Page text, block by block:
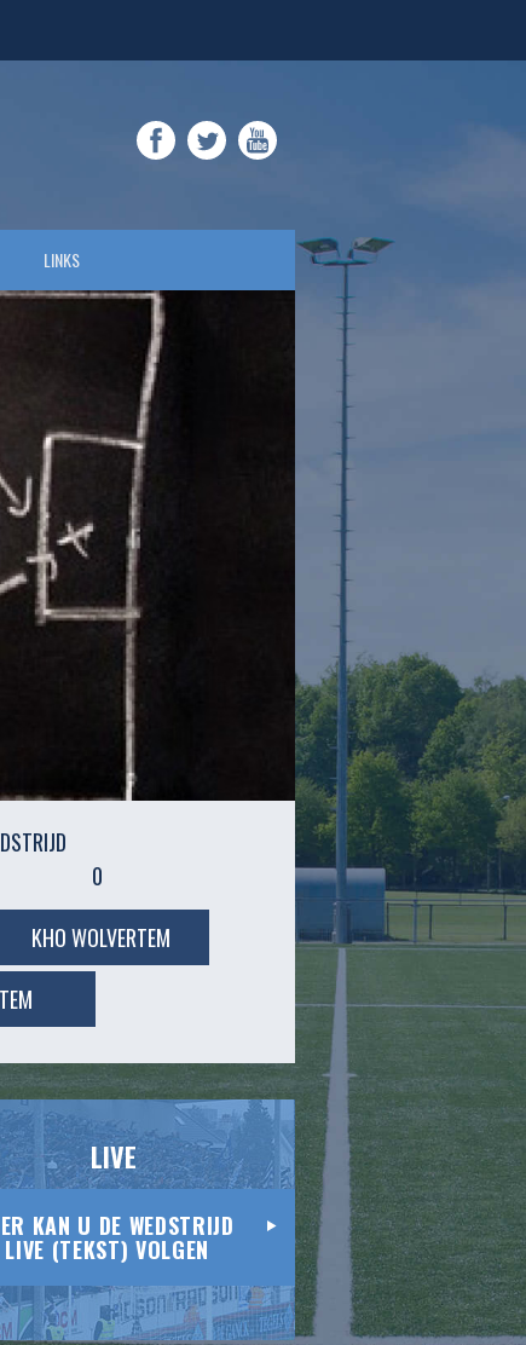
FACEBOOKTWITTERYOUTUBE
LINKS
0
KHO WOLVERTEM
LIVE
KAN U DE WEDSTRIJD
LIVE (TEKST) VOLGEN